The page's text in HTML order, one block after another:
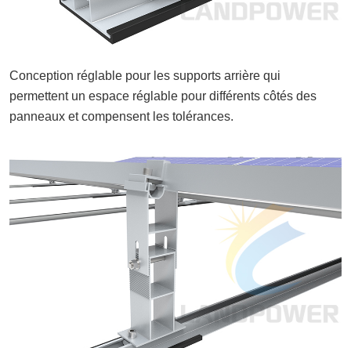
Conception réglable pour les supports arrière qui
permettent un espace réglable pour différents côtés des
panneaux et compensent les tolérances.